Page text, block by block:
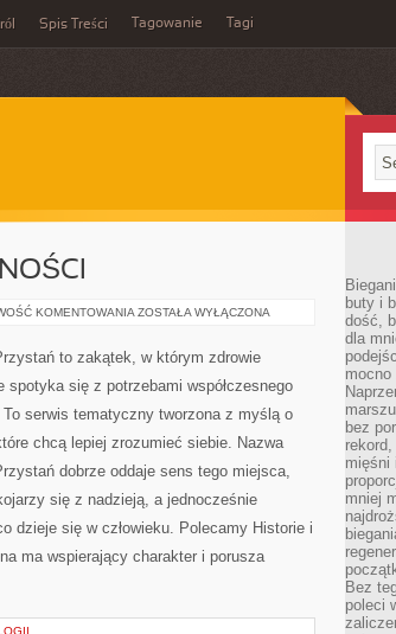
Spis Treści Tagowanie Tagi
KOMENTOWANIA PSYCHOLOGIA
ZOSTAŁA WYŁĄCZONA
to zakątek, w którym zdrowie
spotyka się z potrzebami współczesnego
To serwis tematyczny tworzona z myślą o
chcą lepiej zrozumieć siebie. Nazwa
dobrze oddaje sens tego miejsca,
się z nadzieją, a jednocześnie
dzieje się w człowieku. Polecamy Historie i
ma wspierający charakter i porusza
buty i
dość,
dla
bez
mięśni
mniej
Bez
poleci